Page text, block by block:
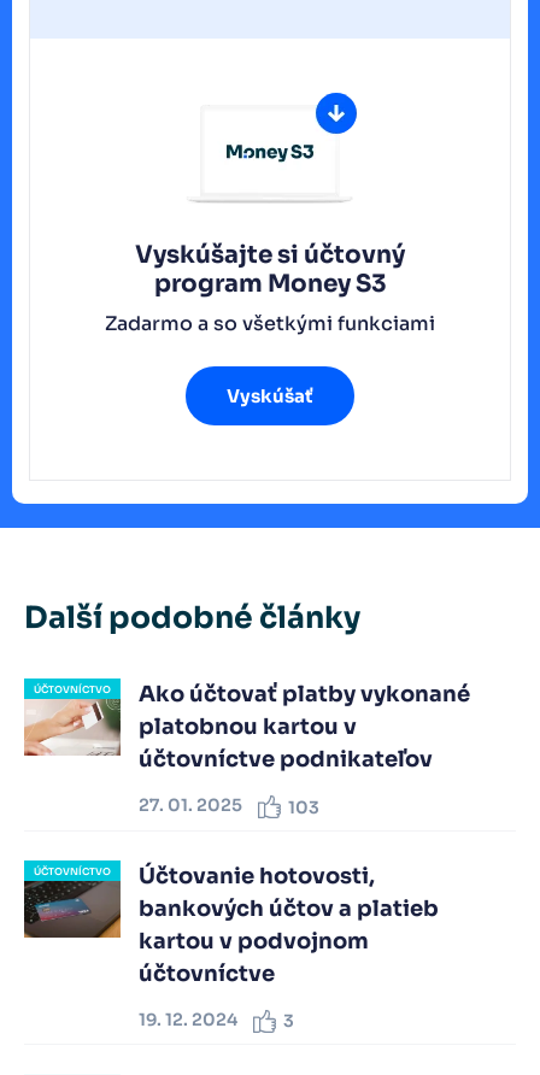
Vyskúšajte si účtovný
program Money S3
Zadarmo a so všetkými funkciami
Vyskúšať
Další podobné články
ÚČTOVNÍCTVO
Ako účtovať platby vykonané
platobnou kartou v
účtovníctve podnikateľov
27. 01. 2025 103
ÚČTOVNÍCTVO
Účtovanie hotovosti,
bankových účtov a platieb
kartou v podvojnom
účtovníctve
19. 12. 2024 3